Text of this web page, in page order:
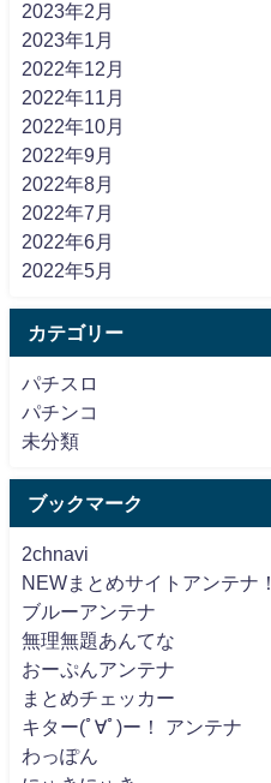
2023年2月
2023年1月
2022年12月
2022年11月
2022年10月
2022年9月
2022年8月
2022年7月
2022年6月
2022年5月
カテゴリー
パチスロ
パチンコ
未分類
ブックマーク
2chnavi
NEWまとめサイトアンテナ！
ブルーアンテナ
無理無題あんてな
おーぷんアンテナ
まとめチェッカー
キター(ﾟ∀ﾟ)ー！ アンテナ
わっぽん